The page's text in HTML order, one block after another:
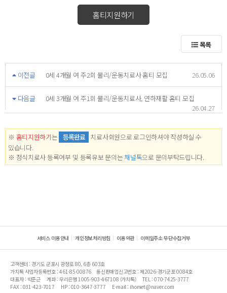
홈티지원하기
목록
이전글 0세 4개월 여 주2회 물리/운동치료사 홈티 모집 26.05.06
다음글
0세 3개월 여 주1회 물리/운동치료사, 연하재활 홈티 모집
26.04.27
※ 홈티지원하기는 등록완료 치료사회원으로 로그인하셔야 작성하실 수
있습니다.
※ 정식치료사 등록여부 및 등록유보 문의는 채널톡으로 문의부탁드립니다.
서비스 이용안내 개인정보처리방침 이용약관 이메일주소 무단수집거부
고객센터 : 경기도 군포시 광정로 80, 6층 603호
가치톡 사업자등록번호 : 461-85-00876
통신판매업신고번호 : 제2026-경기군포-0084호
대표자 : 박준근
계좌 : 우리은행 1005-903-467108 (가치톡)
TEL : 070-7425-3777
FAX : 031-423-7017
HP : 010-3647-3777 E-mail : ihomet@naver.com